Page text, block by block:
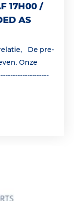
17H00 /
AS
De pre-
Onze